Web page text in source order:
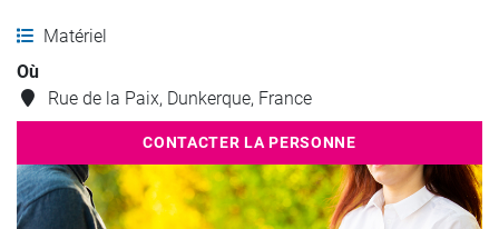
Matériel
Où
Rue de la Paix, Dunkerque, France
CONTACTER LA PERSONNE